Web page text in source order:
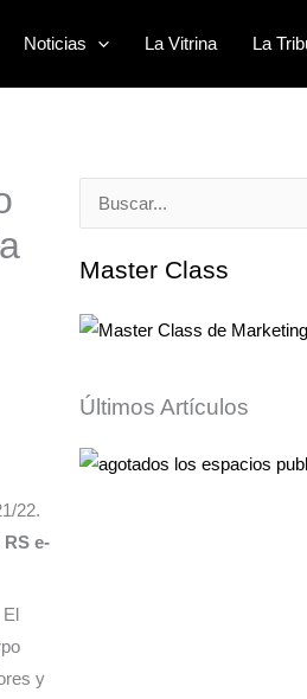
Noticias La Vitrina La
22.
e-
El
y
Buscar
Master Class
Últimos Artículos